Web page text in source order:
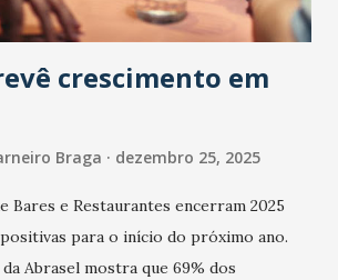
crescimento em
Braga dezembro 25, 2025
Bares e Restaurantes encerram 2025
para o início do próximo ano.
Abrasel mostra que 69% dos